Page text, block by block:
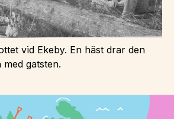
vid Ekeby. En häst drar den
gatsten.